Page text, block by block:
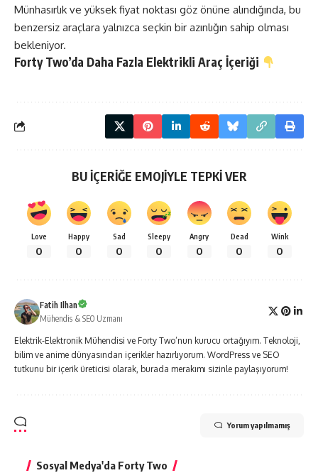
Münhasırlık ve yüksek fiyat noktası göz önüne alındığında, bu
benzersiz araçlara yalnızca seçkin bir azınlığın sahip olması
bekleniyor.
Forty Two’da Daha Fazla Elektrikli Araç İçeriği
BU İÇERİĞE EMOJİYLE TEPKİ VER
Love
0
Happy
0
Sad
0
Sleepy
0
Angry
0
Dead
0
Wink
0
Fatih Ilhan
Mühendis & SEO Uzmanı
Elektrik-Elektronik Mühendisi ve Forty Two’nun kurucu ortağıyım. Teknoloji,
bilim ve anime dünyasından içerikler hazırlıyorum. WordPress ve SEO
tutkunu bir içerik üreticisi olarak, burada merakımı sizinle paylaşıyorum!
Yorum yapılmamış
Sosyal Medya'da Forty Two